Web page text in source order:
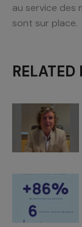
au service des
sont sur place.
RELATED